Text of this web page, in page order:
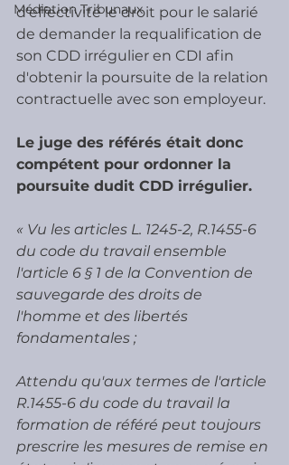
Médiation Tribunaux
d'effectivité le droit pour le salarié
de demander la requalification de
son CDD irrégulier en CDI afin
d'obtenir la poursuite de la relation
contractuelle avec son employeur.
Le juge des référés était donc
compétent pour ordonner la
poursuite dudit CDD irrégulier.
« Vu les articles L. 1245-2, R.1455-6
du code du travail ensemble
l'article 6 § 1 de la Convention de
sauvegarde des droits de
l'homme et des libertés
fondamentales ;
Attendu qu'aux termes de l'article
R.1455-6 du code du travail la
formation de référé peut toujours
prescrire les mesures de remise en